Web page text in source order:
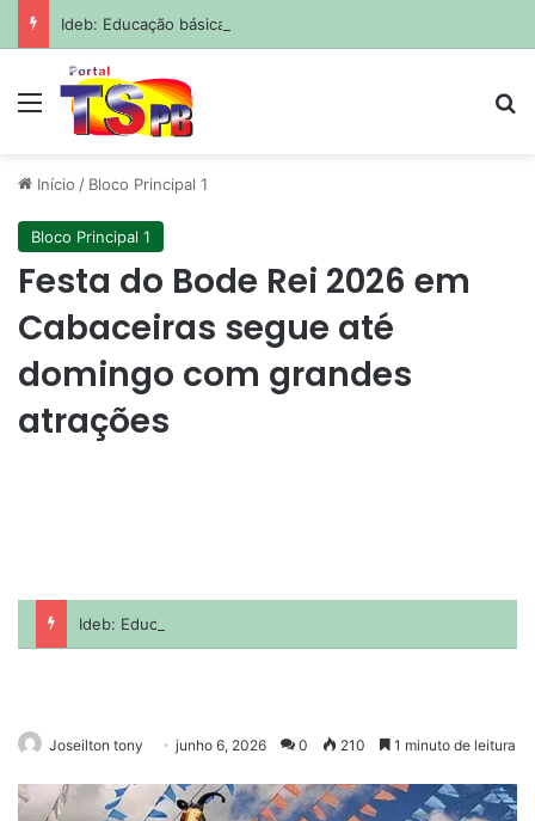
Menu
Início / Bloco Principal 1
Bloco Principal 1
Festa do Bode Rei 2026 em
Cabaceiras segue até
domingo com grandes
atrações
Joseilton tony junho 6, 2026 0 210 1 minuto de leitura